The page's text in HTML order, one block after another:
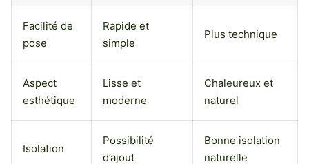
Facilité de
pose
Rapide et
simple
Plus technique
Aspect
esthétique
Lisse et
moderne
Chaleureux et
naturel
Isolation
Possibilité
d’ajout
Bonne isolation
naturelle